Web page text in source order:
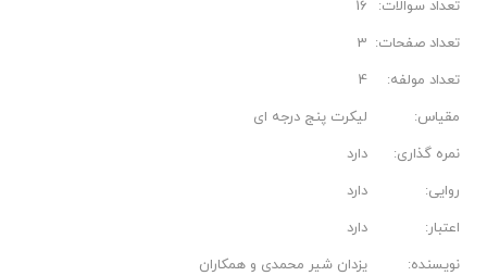
تعداد سوالات:
16
تعداد صفحات: 3
تعداد مولفه:
4
مقیاس:
لیکرت پنج درجه ای
نمره گذاری:
دارد
روایی:
دارد
اعتبار:
دارد
نویسنده:
یزدان شیر محمدی و همکاران